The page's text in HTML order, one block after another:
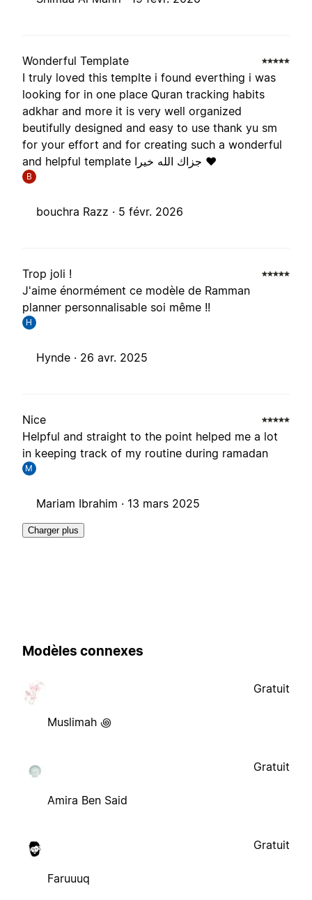
Wonderful Template
I truly loved this templte i found everthing i was
looking for in one place Quran tracking habits
adkhar and more it is very well organized
beutifully designed and easy to use thank yu sm
for your effort and for creating such a wonderful
and helpful template جزاك الله خيرا ❤️
B
bouchra Razz · 5 févr. 2026
Trop joli !
J'aime énormément ce modèle de Ramman
planner personnalisable soi même !!
H
Hynde · 26 avr. 2025
Nice
Helpful and straight to the point helped me a lot
in keeping track of my routine during ramadan
M
Mariam Ibrahim · 13 mars 2025
Charger plus
Modèles connexes
Muslimah ꩜
Gratuit
Amira Ben Said
Gratuit
Faruuuq
Gratuit